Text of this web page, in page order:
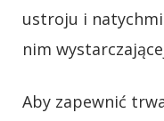
ustroju i
nim
Aby zapewnić